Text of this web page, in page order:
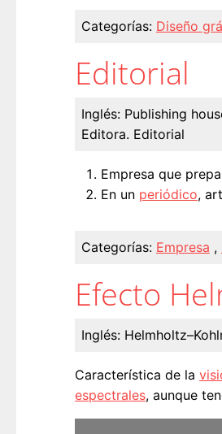
Categorías: Diseño
Editorial
Inglés: Publishing
Editora. Editorial
Empresa que
En un periódico,
Categorías: Empresa ,
Efecto
Inglés:
Característica de la
espectrales, aunque